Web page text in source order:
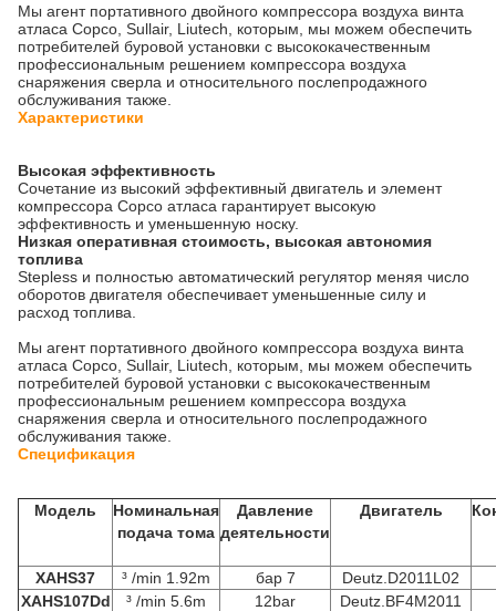
Мы агент портативного двойного компрессора воздуха винта
атласа Copco, Sullair, Liutech, которым, мы можем обеспечить
потребителей буровой установки с высококачественным
профессиональным решением компрессора воздуха
снаряжения сверла и относительного послепродажного
обслуживания также.
Характеристики
Высокая эффективность
Сочетание из высокий эффективный двигатель и элемент
компрессора Copco атласа гарантирует высокую
эффективность и уменьшенную носку.
Низкая оперативная стоимость, высокая автономия
топлива
Stepless и полностью автоматический регулятор меняя число
оборотов двигателя обеспечивает уменьшенные силу и
расход топлива.
Мы агент портативного двойного компрессора воздуха винта
атласа Copco, Sullair, Liutech, которым, мы можем обеспечить
потребителей буровой установки с высококачественным
профессиональным решением компрессора воздуха
снаряжения сверла и относительного послепродажного
обслуживания также.
Спецификация
Модель
Номинальная
подача тома
Давление
деятельности
Двигатель
XAHS37 ³ /min 1.92m бар 7
Deutz.D2011L02
XAHS107Dd
³ /min 5.6m 12bar Deutz.BF4M2011